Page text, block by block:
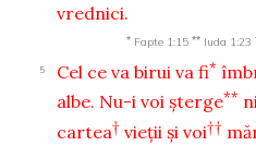
vrednici.
* Fapte 1:15 ** Iuda 1:23
5 Cel ce va birui va fi*
albe. Nu-i voi şterge**
cartea† vieţii şi voi††